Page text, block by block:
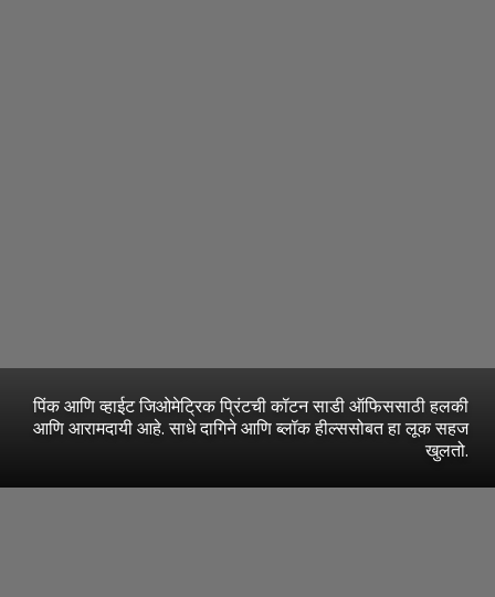
पिंक आणि व्हाईट जिओमेट्रिक प्रिंटची कॉटन साडी ऑफिससाठी हलकी
आणि आरामदायी आहे. साधे दागिने आणि ब्लॉक हील्ससोबत हा लूक सहज
खुलतो.